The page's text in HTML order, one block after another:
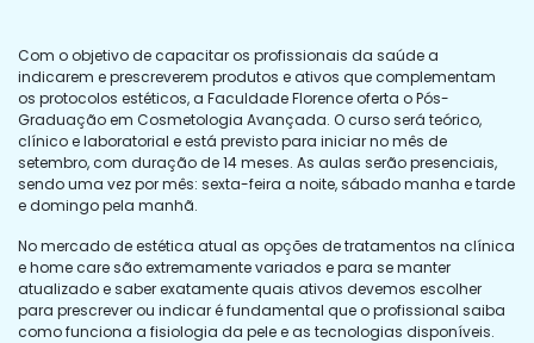
Com o objetivo de capacitar os profissionais da saúde a
indicarem e prescreverem produtos e ativos que complementam
os protocolos estéticos, a Faculdade Florence oferta o Pós-
Graduação em Cosmetologia Avançada. O curso será teórico,
clínico e laboratorial e está previsto para iniciar no mês de
setembro, com duração de 14 meses. As aulas serão presenciais,
sendo uma vez por mês: sexta-feira a noite, sábado manha e tarde
e domingo pela manhã.
No mercado de estética atual as opções de tratamentos na clínica
e home care são extremamente variados e para se manter
atualizado e saber exatamente quais ativos devemos escolher
para prescrever ou indicar é fundamental que o profissional saiba
como funciona a fisiologia da pele e as tecnologias disponíveis.